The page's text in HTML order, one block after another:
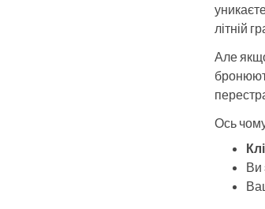
літній
Але
Ось
Ви